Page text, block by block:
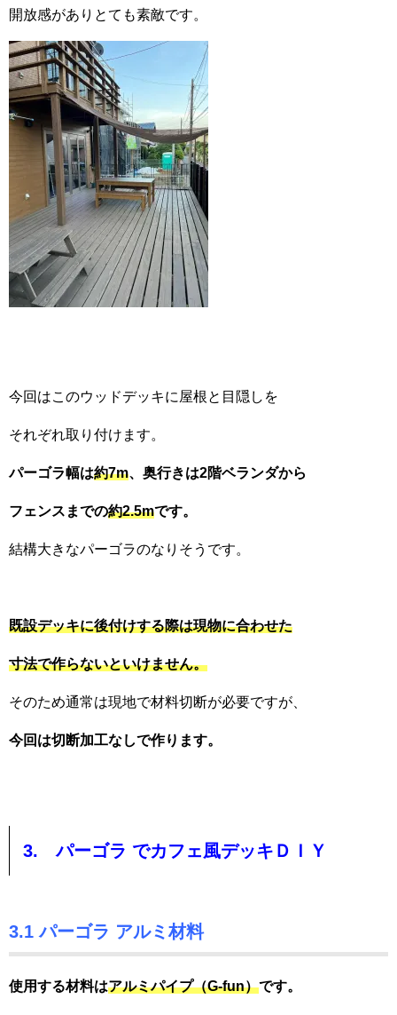
開放感がありとても素敵です。
今回はこのウッドデッキに屋根と目隠しを
それぞれ取り付けます。
パーゴラ幅は約7m、奥行きは2階ベランダから
フェンスまでの約2.5mです。
結構大きなパーゴラのなりそうです。
既設デッキに後付けする際は現物に合わせた
寸法で作らないといけません。
そのため通常は現地で材料切断が必要ですが、
今回は切断加工なしで作ります。
3. パーゴラ でカフェ風デッキＤＩＹ
3.1 パーゴラ アルミ材料
使用する材料はアルミパイプ（G-fun）です。